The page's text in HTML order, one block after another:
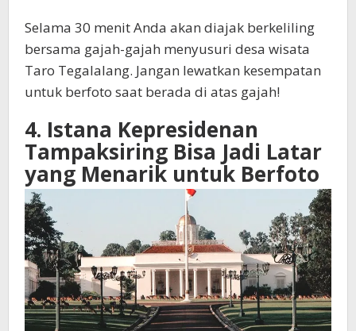
Selama 30 menit Anda akan diajak berkeliling
bersama gajah-gajah menyusuri desa wisata
Taro Tegalalang. Jangan lewatkan kesempatan
untuk berfoto saat berada di atas gajah!
4. Istana Kepresidenan
Tampaksiring Bisa Jadi Latar
yang Menarik untuk Berfoto